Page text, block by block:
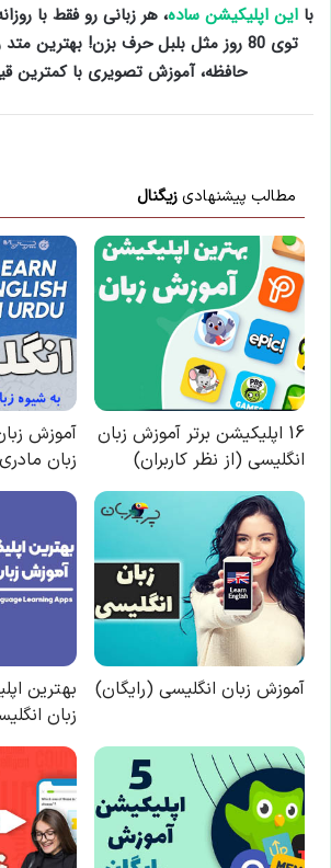
بااین اپلیکیشن ساده
توی 80 روز مثل بلبل حرف بزن! بهترین
حافظه، آموزش تصویری با کمترین